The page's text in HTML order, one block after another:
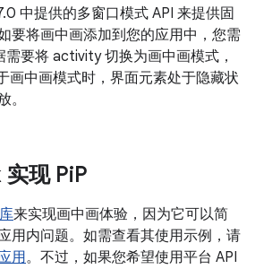
中提供的多窗口模式 API 来提供固
要将画中画添加到您的应用中，您需
要将 activity 切换为画中画模式，
画中画模式时，界面元素处于隐藏状
。
现 PiP
来实现画中画体验，因为它可以简
用内问题。如需查看其使用示例，请
用。不过，如果您希望使用平台 API